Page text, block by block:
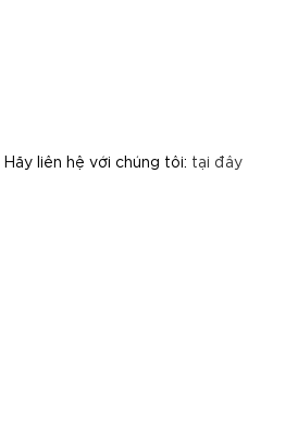
liên hệ với chúng tôi: tại đây